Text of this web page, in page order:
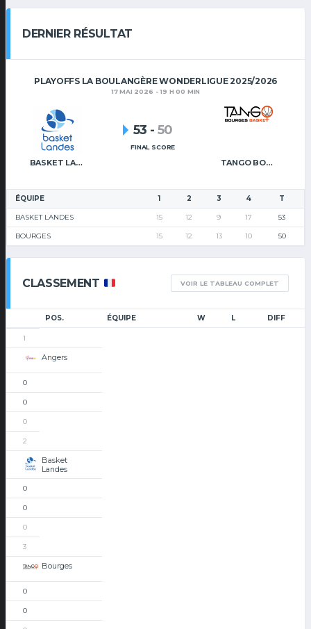
DERNIER RÉSULTAT
PLAYOFFS LA BOULANGÈRE WONDERLIGUE 2025/2026
17 MAI 2026 - 19 H 00 MIN
BASKET LANDES TANGO BOURGES BASKET
53 - 50
FINAL SCORE
ÉQUIPE 1 2 3 4 T
BASKET LANDES 15 12 9 17 53
BOURGES 15 12 13 10 50
CLASSEMENT VOIR LE TABLEAU COMPLET
POS. ÉQUIPE W L DIFF
1
Angers
0
0
0
2
Basket
Landes
0
0
0
3
Bourges
0
0